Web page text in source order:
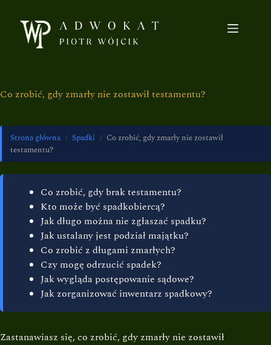
Co zrobić, gdy zmarły nie zostawił testamentu?
Strona główna / Spadki / Co zrobić, gdy zmarły nie zostawił
testamentu?
Co zrobić, gdy brak testamentu?
Kto może być spadkobiercą?
Jak długo można nie zgłaszać spadku?
Jak ustalany jest podział majątku?
Co zrobić z długami zmarłych?
Czy mogę odrzucić spadek?
Jak wygląda postępowanie sądowe?
Jak zorganizować inwentarz spadkowy?
Zastanawiasz się, co zrobić, gdy zmarły nie zostawił